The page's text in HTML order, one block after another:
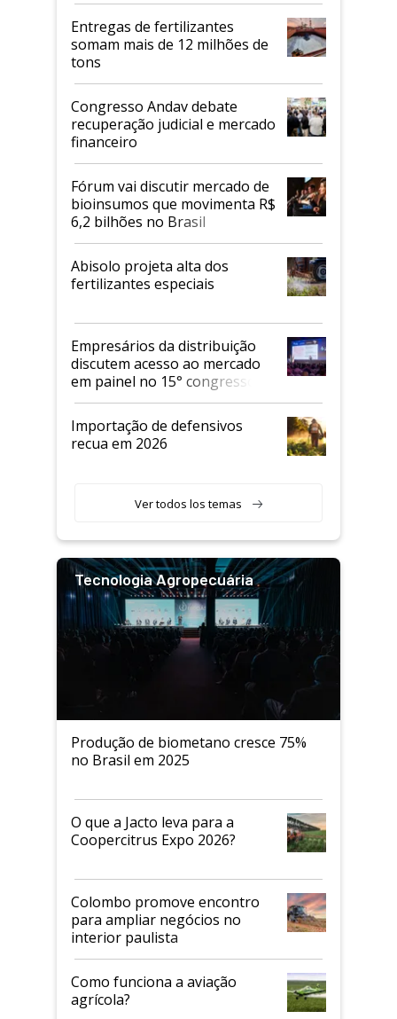
Entregas de fertilizantes
somam mais de 12 milhões de
tons
Congresso Andav debate
recuperação judicial e mercado
financeiro
Fórum vai discutir mercado de
bioinsumos que movimenta R$
6,2 bilhões no Brasil
Abisolo projeta alta dos
fertilizantes especiais
Empresários da distribuição
discutem acesso ao mercado
em painel no 15° congresso
Andav
Importação de defensivos
recua em 2026
Ver todos los temas
Tecnologia Agropecuária
Produção de biometano cresce 75%
no Brasil em 2025
O que a Jacto leva para a
Coopercitrus Expo 2026?
Colombo promove encontro
para ampliar negócios no
interior paulista
Como funciona a aviação
agrícola?